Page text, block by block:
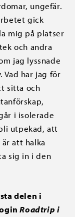
ungefär.
gick
mig på platser
och andra
jag lyssnade
Vad har jag för
sitta och
i isolerade
utpekad, att
att halka
sig in i den
delen i
Roadtrip i